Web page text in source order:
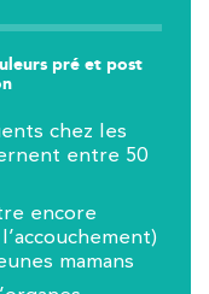
pré et post
chez les
entre 50
encore
mamans
92290 Châtenay-